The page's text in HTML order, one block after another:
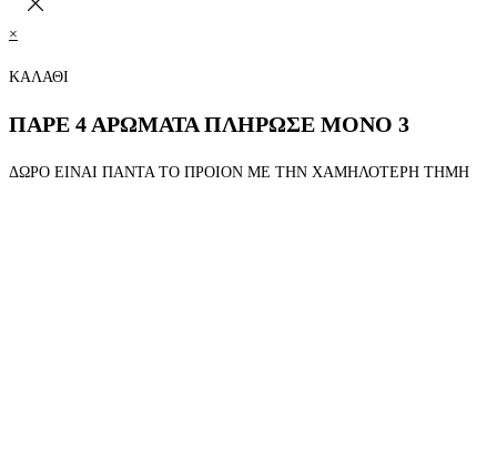
×
ΚΑΛΑΘΙ
ΠΑΡΕ 4 ΑΡΩΜΑΤΑ ΠΛΗΡΩΣΕ ΜΟΝΟ 3
ΔΩΡΟ ΕΙΝΑΙ ΠΑΝΤΑ ΤΟ ΠΡΟΙΟΝ ΜΕ ΤΗΝ ΧΑΜΗΛΟΤΕΡΗ ΤΗΜΗ